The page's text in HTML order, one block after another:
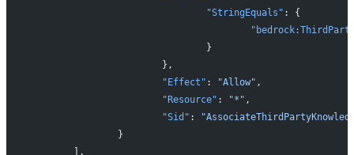
				"StringEquals"
: {
				}
			},
			"Effect"
: "Allow" ,
			"Resource"
: "*" ,
			"Sid"
:
		}
	],